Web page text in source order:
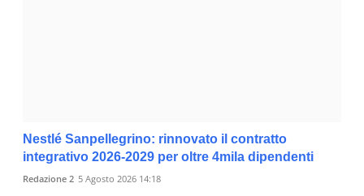
Nestlé Sanpellegrino: rinnovato il contratto
integrativo 2026-2029 per oltre 4mila dipendenti
Redazione 2 5 Agosto 2026 14:18